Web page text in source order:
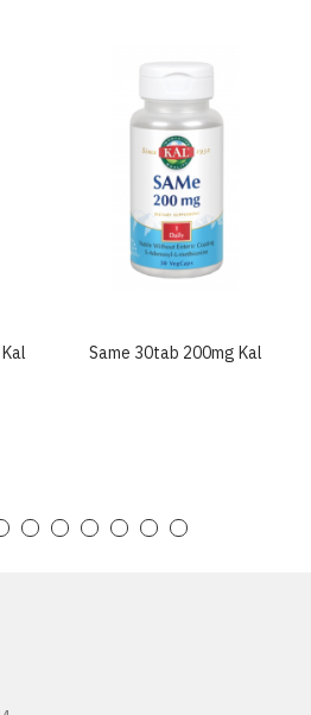
Same 30tab 200mg Kal